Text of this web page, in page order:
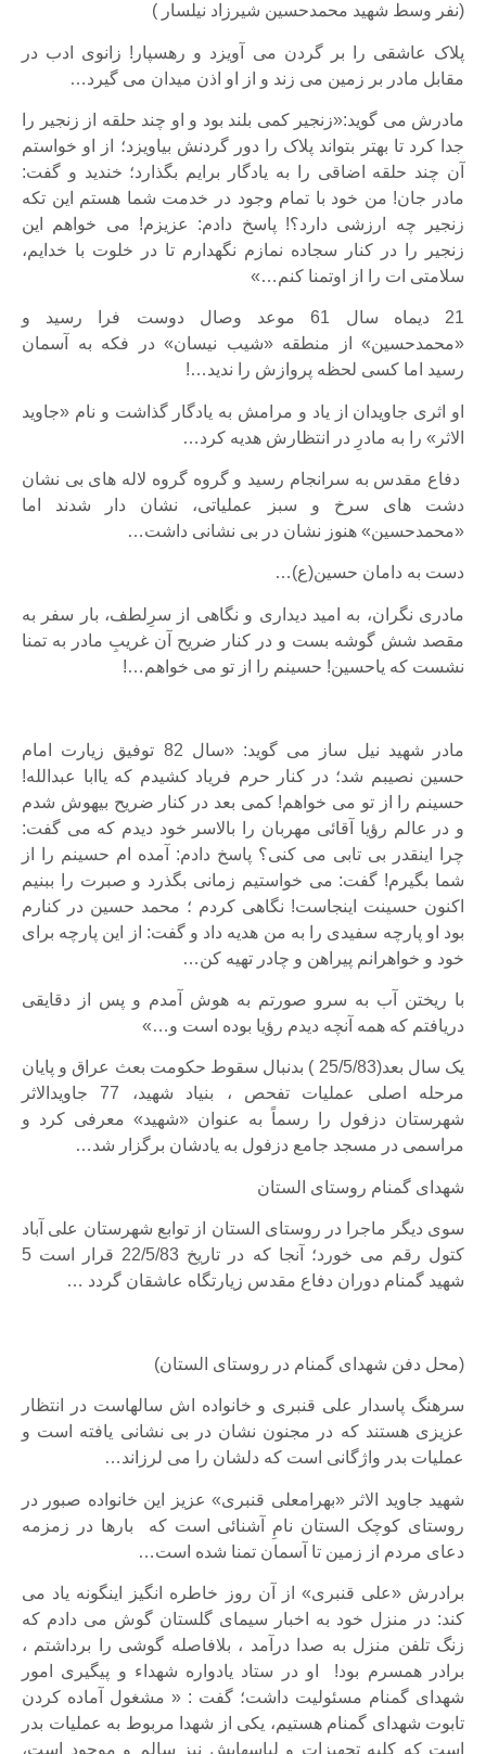
(نفر وسط شهید محمدحسین شیرزاد نیلسار )
پلاک عاشقی را بر گردن می آویزد و رهسپار! زانوی ادب در
مقابل مادر بر زمین می زند و از او اذن میدان می گیرد…
مادرش می گوید:«زنجیر کمی بلند بود و او چند حلقه از زنجیر را
جدا کرد تا بهتر بتواند پلاک را دور گردنش بیاویزد؛ از او خواستم
آن چند حلقه اضاقی را به یادگار برایم بگذارد؛ خندید و گفت:
مادر جان! من خود با تمام وجود در خدمت شما هستم این تکه
زنجیر چه ارزشی دارد؟! پاسخ دادم: عزیزم! می خواهم این
زنجیر را در کنار سجاده نمازم نگهدارم تا در خلوت با خدایم،
سلامتی ات را از اوتمنا کنم…»
21 دیماه سال 61 موعد وصال دوست فرا رسید و
«محمدحسین» از منطقه «شیب نیسان» در فکه به آسمان
رسید اما کسی لحظه پروازش را ندید…!
او اثری جاویدان از یاد و مرامش به یادگار گذاشت و نام «جاوید
الاثر» را به مادرِ در انتظارش هدیه کرد…
دفاع مقدس به سرانجام رسید و گروه گروه لاله های بی نشان
دشت های سرخ و سبز عملیاتی، نشان دار شدند اما
«محمدحسین» هنوز نشان در بی نشانی داشت…
دست به دامان حسین(ع)…
مادری نگران، به امید دیداری و نگاهی از سرِلطف، بار سفر به
مقصد شش گوشه بست و در کنار ضریح آن غریبِ مادر به تمنا
نشست که یاحسین! حسینم را از تو می خواهم…!
مادر شهید نیل ساز می گوید: «سال 82 توفیق زیارت امام
حسین نصیبم شد؛ در کنار حرم فریاد کشیدم که یاابا عبدالله!
حسینم را از تو می خواهم! کمی بعد در کنار ضریح بیهوش شدم
و در عالم رؤیا آقائی مهربان را بالاسر خود دیدم که می گفت:
چرا اینقدر بی تابی می کنی؟ پاسخ دادم: آمده ام حسینم را از
شما بگیرم! گفت: می خواستیم زمانی بگذرد و صبرت را ببنیم
اکنون حسینت اینجاست! نگاهی کردم ؛ محمد حسین در کنارم
بود او پارچه سفیدی را به من هدیه داد و گفت: از این پارچه برای
خود و خواهرانم پیراهن و چادر تهیه کن…
با ریختن آب به سرو صورتم به هوش آمدم و پس از دقایقی
دریافتم که همه آنچه دیدم رؤیا بوده است و…»
یک سال بعد(25/5/83 ) بدنبال سقوط حکومت بعث عراق و پایان
مرحله اصلی عملیات تفحص ، بنیاد شهید، 77 جاویدالاثر
شهرستان دزفول را رسماً به عنوان «شهید» معرفی کرد و
مراسمی در مسجد جامع دزفول به یادشان برگزار شد…
شهدای گمنام روستای الستان
سوی دیگر ماجرا در روستای الستان از توابع شهرستان علی آباد
کتول رقم می خورد؛ آنجا که در تاریخ 22/5/83 قرار است 5
شهید گمنام دوران دفاع مقدس زیارتگاه عاشقان گردد …
(محل دفن شهدای گمنام در روستای الستان)
سرهنگ پاسدار علی قنبری و خانواده اش سالهاست در انتظار
عزیزی هستند که در مجنون نشان در بی نشانی یافته است و
عملیات بدر واژگانی است که دلشان را می لرزاند…
شهید جاوید الاثر «بهرامعلی قنبری» عزیز این خانواده صبور در
روستای کوچک الستان نامِ آشنائی است که بارها در زمزمه
دعای مردم از زمین تا آسمان تمنا شده است…
برادرش «علی قنبری» از آن روز خاطره انگیز اینگونه یاد می
کند: در منزل خود به اخبار سیمای گلستان گوش می دادم که
زنگ تلفن منزل به صدا درآمد ، بلافاصله گوشی را برداشتم ،
برادر همسرم بود! او در ستاد یادواره شهداء و پیگیری امور
شهدای گمنام مسئولیت داشت؛ گفت : « مشغول آماده کردن
تابوت شهدای گمنام هستیم، یکی از شهدا مربوط به عملیات بدر
است که کلیه تجهیزات و لباسهایش نیز سالم و موجود است،